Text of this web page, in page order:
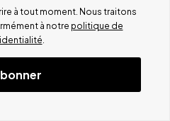
à tout moment. Nous traitons
à notre politique de